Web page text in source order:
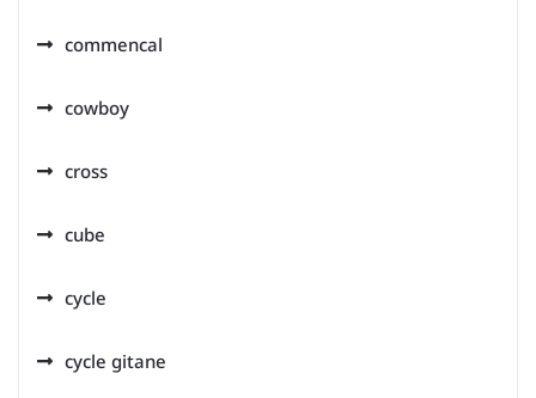
commencal
cowboy
cross
cube
cycle
cycle gitane